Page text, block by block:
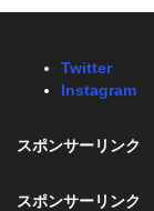
Twitter
Instagram
スポンサーリンク
スポンサーリンク